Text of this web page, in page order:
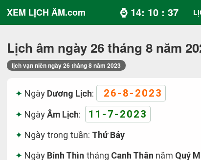
XEM LỊCH ÂM.com ⌚ 14: 10 : 37
Lịch âm ngày 26 tháng 8 năm
lịch vạn niên ngày 26 tháng 8 năm 2023
Ngày Dương Lịch: 26-8-2023
NgàyÂm Lịch: 11-7-2023
Ngày trong tuần: Thứ Bảy
Ngày Bính Thìn tháng Canh Thân năm Quý